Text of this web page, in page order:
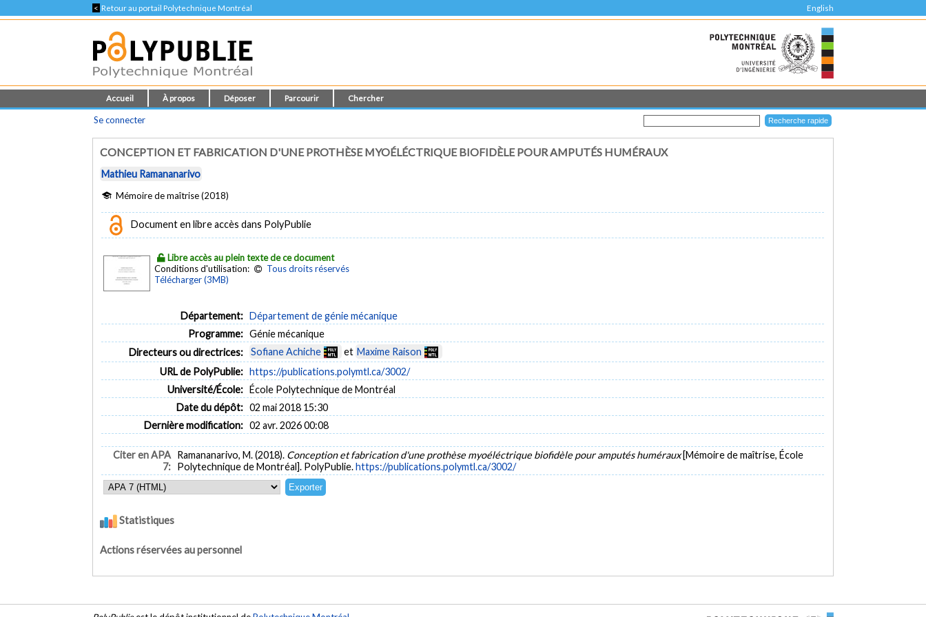
< Retour au portail Polytechnique Montréal English
Accueil À propos Déposer Parcourir Chercher
Se connecter
CONCEPTION ET FABRICATION D'UNE PROTHÈSE MYOÉLÉCTRIQUE BIOFIDÈLE POUR AMPUTÉS HUMÉRAUX
Mathieu Ramananarivo
Mémoire de maîtrise (2018)
Document en libre accès dans PolyPublie
Libre accès au plein texte de ce document
Conditions d'utilisation:
Tous droits réservés
Télécharger (3MB)
Département: Département de génie mécanique
Programme: Génie mécanique
Directeurs ou directrices:
Sofiane Achiche et Maxime Raison
URL de PolyPublie: https://publications.polymtl.ca/3002/
Université/École: École Polytechnique de Montréal
Date du dépôt: 02 mai 2018 15:30
Dernière modification: 02 avr. 2026 00:08
Citer en APA
7:
Ramananarivo, M. (2018). Conception et fabrication d'une prothèse myoéléctrique biofidèle pour amputés huméraux[Mémoire de maîtrise, École
Polytechnique de Montréal]. PolyPublie.https://publications.polymtl.ca/3002/
Statistiques
Actions réservées au personnel